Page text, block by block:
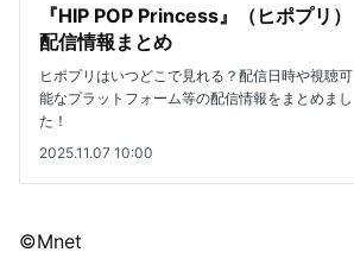
『HIP POP Princess』（ヒポプリ）
配信情報まとめ
ヒポプリはいつどこで見れる？配信日時や視聴可
能なプラットフォーム等の配信情報をまとめまし
た！
2025.11.07 10:00
©Mnet